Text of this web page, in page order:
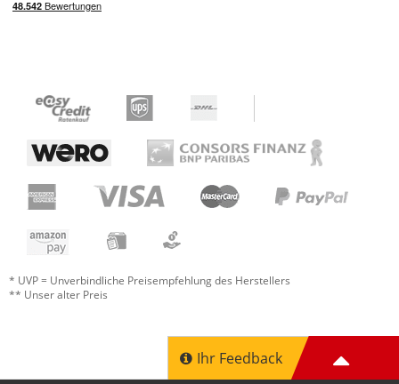
* UVP = Unverbindliche Preisempfehlung des Herstellers
** Unser alter Preis
Ihr Feedback